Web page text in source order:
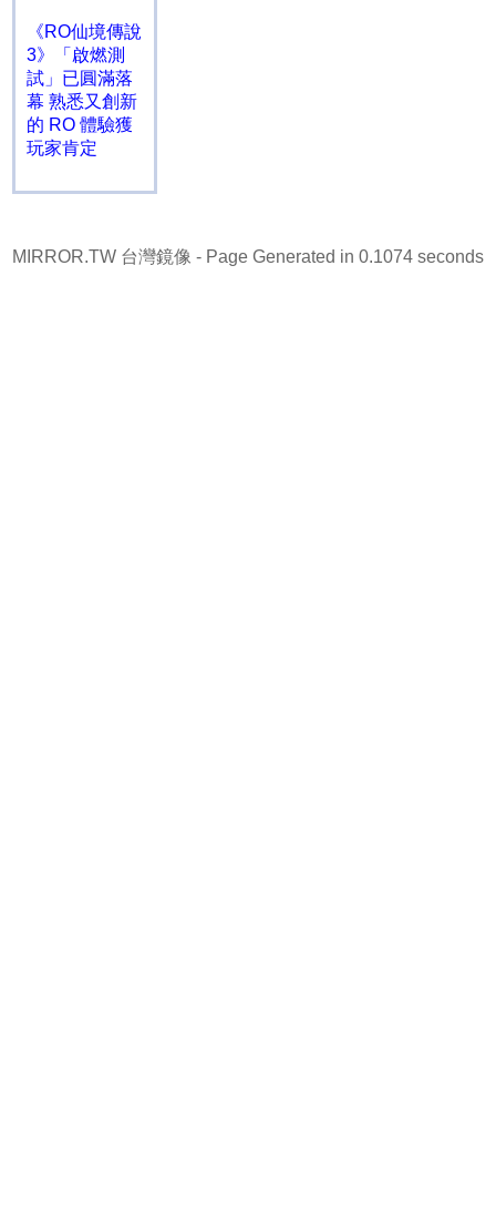
《RO仙境傳說
3》「啟燃測
試」已圓滿落
幕 熟悉又創新
的 RO 體驗獲
玩家肯定
MIRROR.TW 台灣鏡像 - Page Generated in 0.1074 seconds